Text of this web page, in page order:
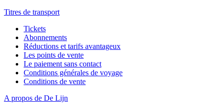
Titres de transport
Tickets
Abonnements
Réductions et tarifs avantageux
Les points de vente
Le paiement sans contact
Conditions générales de voyage
Conditions de vente
A propos de De Lijn